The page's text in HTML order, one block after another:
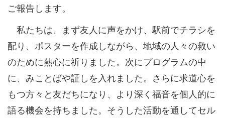
ご報告します。
私たちは、まず友人に声をかけ、駅前でチラシを
配り、ポスターを作成しながら、地域の人々の救い
のために熱心に祈りました。次にプログラムの中
に、みことばや証しを入れました。さらに求道心を
もつ方々と友だちになり、より深く福音を個人的に
語る機会を持ちました。そうした活動を通してセル